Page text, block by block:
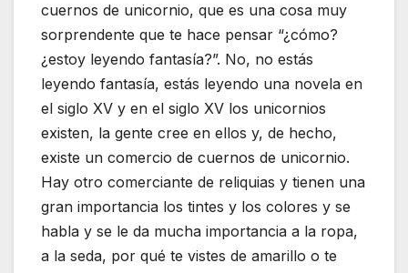
cuernos de unicornio, que es una cosa muy
sorprendente que te hace pensar “¿cómo?
¿estoy leyendo fantasía?”. No, no estás
leyendo fantasía, estás leyendo una novela en
el siglo XV y en el siglo XV los unicornios
existen, la gente cree en ellos y, de hecho,
existe un comercio de cuernos de unicornio.
Hay otro comerciante de reliquias y tienen una
gran importancia los tintes y los colores y se
habla y se le da mucha importancia a la ropa,
a la seda, por qué te vistes de amarillo o te